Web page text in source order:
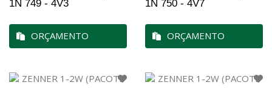
1N 749 - 4V3
ORÇAMENTO
1N 750 - 4V7
ORÇAMENTO